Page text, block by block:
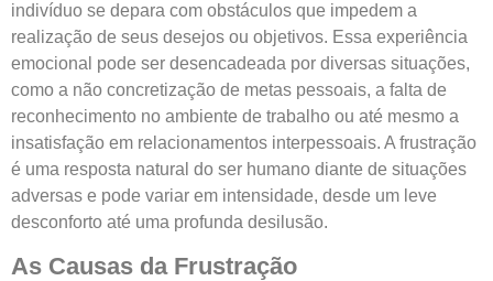
indivíduo se depara com obstáculos que impedem a
realização de seus desejos ou objetivos. Essa experiência
emocional pode ser desencadeada por diversas situações,
como a não concretização de metas pessoais, a falta de
reconhecimento no ambiente de trabalho ou até mesmo a
insatisfação em relacionamentos interpessoais. A frustração
é uma resposta natural do ser humano diante de situações
adversas e pode variar em intensidade, desde um leve
desconforto até uma profunda desilusão.
As Causas da Frustração